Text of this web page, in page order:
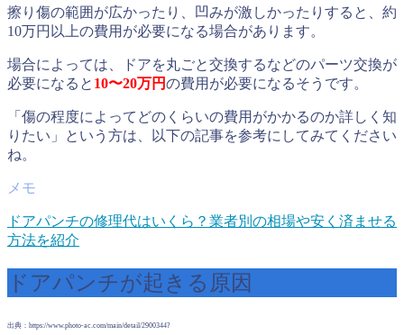
擦り傷の範囲が広かったり、凹みが激しかったりすると、約
10万円以上の費用が必要になる場合があります。
場合によっては、ドアを丸ごと交換するなどのパーツ交換が
必要になると 10〜20万円の費用が必要になるそうです。
「傷の程度によってどのくらいの費用がかかるのか詳しく知
りたい」という方は、以下の記事を参考にしてみてください
ね。
ドアパンチの修理代はいくら？業者別の相場や安く済ませる
方法を紹介
ドアパンチが起きる原因
出典：https://www.photo-ac.com/main/detail/2900344?